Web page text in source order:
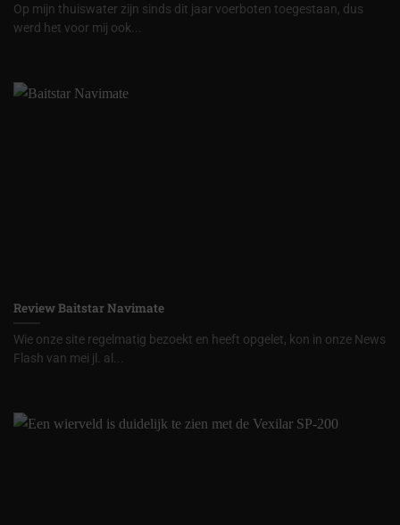
Op mijn thuiswater zijn sinds dit jaar voerboten toegestaan, dus
werd het voor mij ook...
Review Baitstar Navimate
Wie onze site regelmatig bezoekt en heeft opgelet, kon in onze News
Flash van mei jl. al...